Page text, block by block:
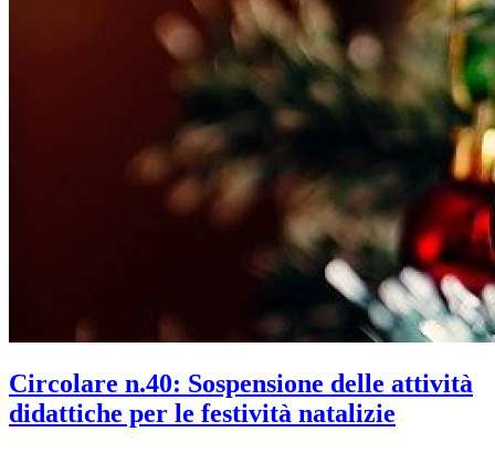
Circolare n.40: Sospensione delle attività
didattiche per le festività natalizie